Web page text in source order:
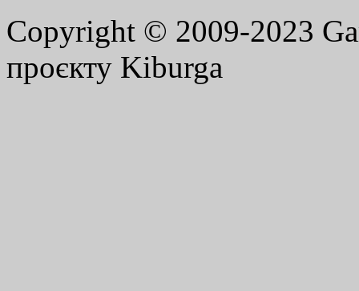
Copyright © 2009-2023
проєкту Kiburga